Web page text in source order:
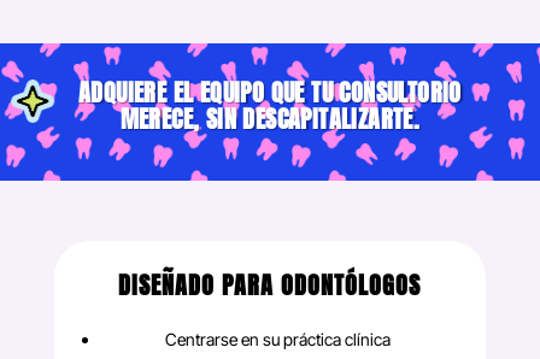
ADQUIERE EL EQUIPO QUE TU CONSULTORIO
MERECE, SIN DESCAPITALIZARTE.
DISEÑADO PARA ODONTÓLOGOS
Centrarse en su práctica clínica